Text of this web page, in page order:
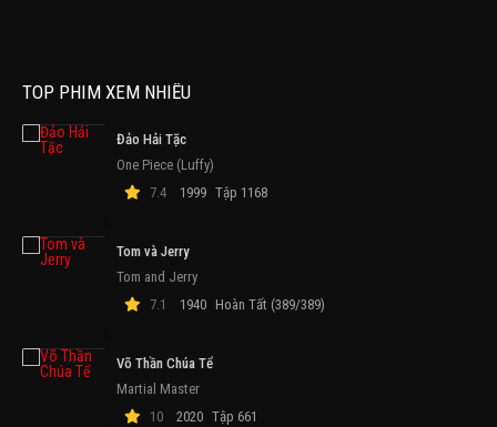
TOP PHIM XEM NHIỀU
Đảo Hải Tặc
One Piece (Luffy)
7.4
1999 Tập 1168
Tom và Jerry
Tom and Jerry
7.1
1940 Hoàn Tất (389/389)
Võ Thần Chúa Tể
Martial Master
10
2020 Tập 661